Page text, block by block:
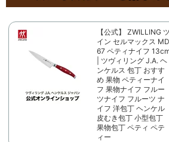
【公式】 ZWILLING ツ
イン セルマックス MD
67 ペティナイフ
| ツヴィリング J.A. ヘ
ンケルス 包丁 おすす
め 果物 ペティーナイ
フ 果物ナイフ フルー
ツナイフ フルーツ ナ
イフ 洋包丁 ヘンケル
皮むき包丁 小型包丁
果物包丁 ペティ ペテ
ィー